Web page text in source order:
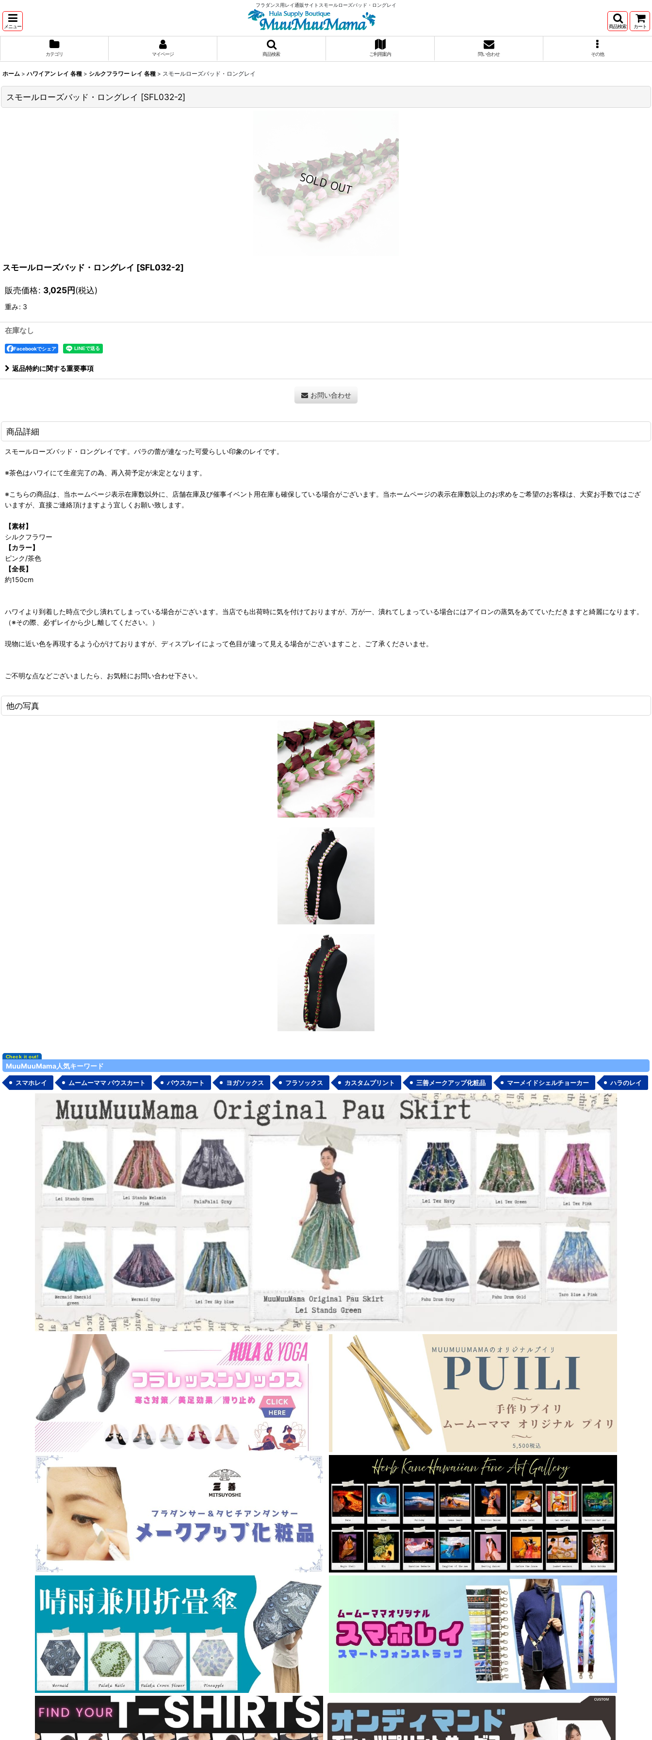
フラダンス用レイ通販サイトスモールローズバッド・ロングレイ
メニュー 商品検索 カート
カテゴリ マイページ 商品検索 ご利用案内 問い合わせ その他
ホーム > ハワイアン レイ 各種 > シルクフラワー レイ 各種 > スモールローズバッド・ロングレイ
スモールローズバッド・ロングレイ [SFL032-2]
スモールローズバッド・ロングレイ [SFL032-2]
販売価格: 3,025円(税込)
重み: 3
在庫なし
Facebookでシェア
返品特約に関する重要事項
お問い合わせ
商品詳細
スモールローズバッド・ロングレイです。バラの蕾が連なった可愛らしい印象のレイです。
※茶色はハワイにて生産完了の為、再入荷予定が未定となります。
※こちらの商品は、当ホームページ表示在庫数以外に、店舗在庫及び催事イベント用在庫も確保している場合がございます。当ホームページの表示在庫数以上のお求めをご希望のお客様は、大変お手数ではござ
いますが、直接ご連絡頂けますよう宜しくお願い致します。
【素材】
シルクフラワー
【カラー】
ピンク/茶色
【全長】
約150cm
ハワイより到着した時点で少し潰れてしまっている場合がございます。当店でも出荷時に気を付けておりますが、万が一、潰れてしまっている場合にはアイロンの蒸気をあてていただきますと綺麗になります。
（※その際、必ずレイから少し離してください。）
現物に近い色を再現するよう心がけておりますが、ディスプレイによって色目が違って見える場合がございますこと、ご了承くださいませ。
ご不明な点などございましたら、お気軽にお問い合わせ下さい。
他の写真
MuuMuuMama人気キーワード
スマホレイ ムームーママ パウスカート パウスカート ヨガソックス フラソックス カスタムプリント 三善メークアップ化粧品 マーメイドシェルチョーカー ハラのレイ